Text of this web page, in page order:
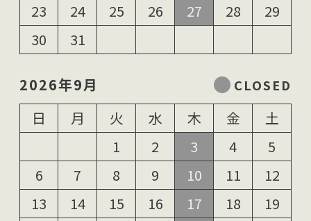
23
24 25 26 27 28
29
30
31
2026年9月
日
月 火 水 木 金
土
1
2 3 4
5
6
7 8 9 10 11
12
13
14 15 16 17 18
19